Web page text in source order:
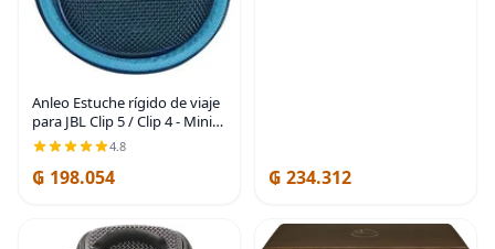
Anleo Estuche rígido de viaje
para JBL Clip 5 / Clip 4 - Mini
altavoz Bluetooth portátil
(azul)
4.8
₲ 198.054 ₲ 234.312